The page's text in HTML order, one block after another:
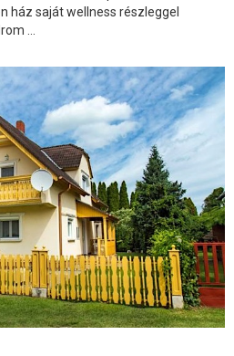
ház saját wellness részleggel
...